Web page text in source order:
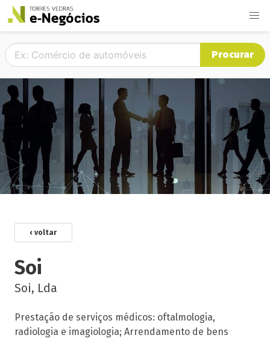
Procurar
‹ voltar
Soi
Soi, Lda
Prestação de serviços médicos: oftalmologia,
radiologia e imagiologia; Arrendamento de bens